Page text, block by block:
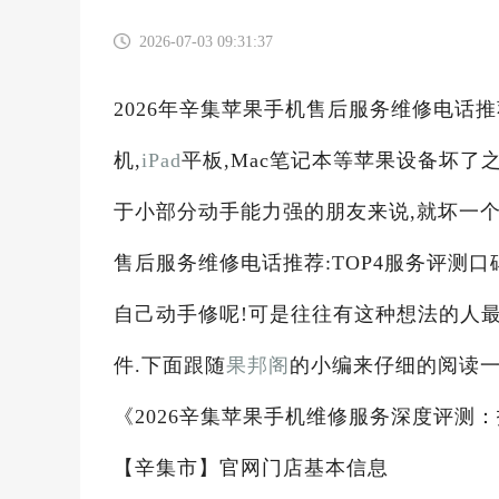
2026-07-03 09:31:37
2026年辛集苹果手机售后服务维修电话
机,iPad平板,Mac笔记本等苹果设备坏了
于小部分动手能力强的朋友来说,就坏一
售后服务维修电话推荐:TOP4服务评测
自己动手修呢!可是往往有这种想法的人
件.下面跟随果邦阁 的小编来仔细的阅读
《2026辛集苹果手机维修服务深度评测
【辛集市】官网门店基本信息